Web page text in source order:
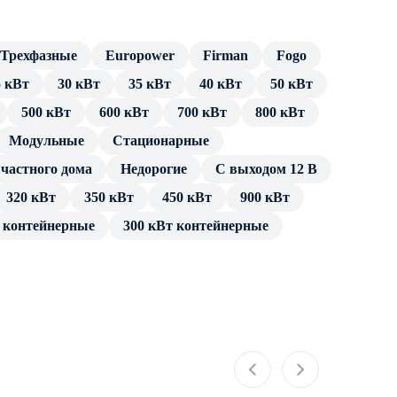
Трехфазные Europower Firman
Fogo
кВт 30 кВт 35 кВт 40 кВт
50 кВт
500 кВт 600 кВт 700 кВт
800 кВт
Модульные
Cтационарные
дома Недорогие
С выходом 12 В
320 кВт 350 кВт 450 кВт
900 кВт
300 кВт контейнерные